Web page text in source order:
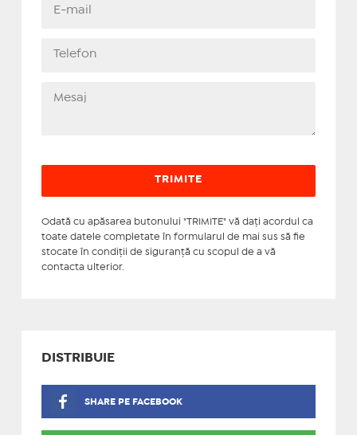
Odată cu apăsarea butonului "TRIMITE" vă daţi acordul ca
toate datele completate în formularul de mai sus să fie
stocate în condiţii de siguranţă cu scopul de a vă
contacta ulterior.
DISTRIBUIE
SHARE PE FACEBOOK